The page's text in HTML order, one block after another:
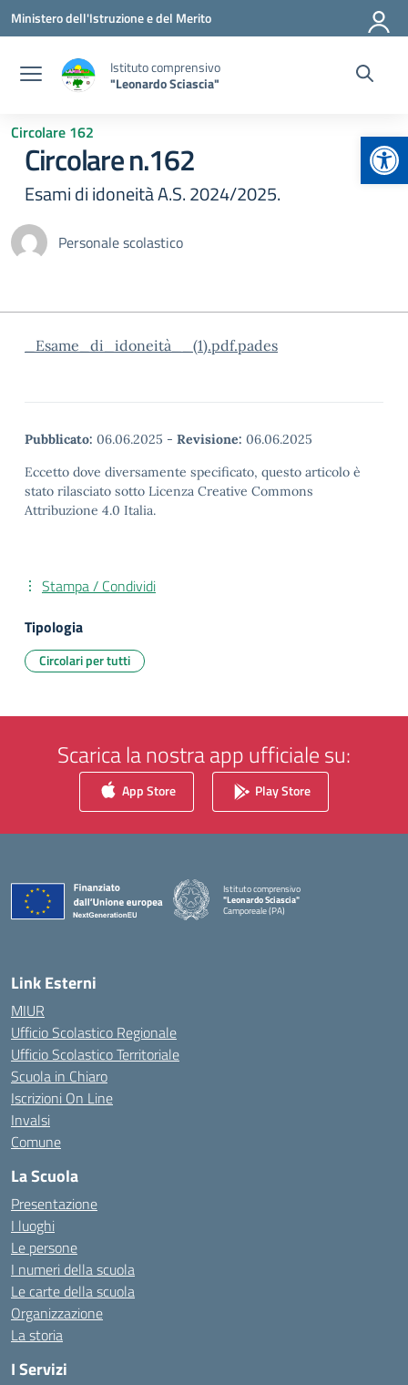
Vai ai contenuti
Vai al menu di navigazione
Vai al footer
Ministero dell'Istruzione e del Merito
Istituto comprensivo
"Leonardo Sciascia"
Circolare 162
Circolare n.162
Esami di idoneità A.S. 2024/2025.
Personale scolastico
_Esame_di_idoneità__(1).pdf.pades
Pubblicato: 06.06.2025 - Revisione: 06.06.2025
Eccetto dove diversamente specificato, questo articolo è
stato rilasciato sotto Licenza Creative Commons
Attribuzione 4.0 Italia.
Stampa / Condividi
Tipologia
Circolari per tutti
Scarica la nostra app ufficiale su:
App Store Play Store
Istituto comprensivo
"Leonardo Sciascia"
Camporeale (PA)
— Visita la pagina iniziale della scuola
Link Esterni
MIUR
Ufficio Scolastico Regionale
Ufficio Scolastico Territoriale
Scuola in Chiaro
Iscrizioni On Line
Invalsi
Comune
La Scuola
Presentazione
I luoghi
Le persone
I numeri della scuola
Le carte della scuola
Organizzazione
La storia
I Servizi